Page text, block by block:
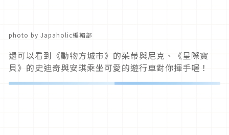
photo by Japaholic編輯部
還可以看到《動物方城市》的茱蒂與尼克、《星際寶
貝》的史迪奇與安琪乘坐可愛的遊行車對你揮手喔！